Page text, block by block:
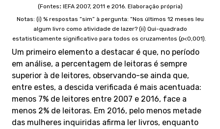
(Fontes: IEFA 2007, 2011 e 2016. Elaboração própria)
Notas: (i) % respostas “sim” à pergunta: “Nos últimos 12 meses leu
algum livro como atividade de lazer? (ii) Qui-quadrado
estatisticamente significativo para todos os cruzamentos (p<0,001).
Um primeiro elemento a destacar é que, no período
em análise, a percentagem de leitoras é sempre
superior à de leitores, observando-se ainda que,
entre estes, a descida verificada é mais acentuada:
menos 7% de leitores entre 2007 e 2016, face a
menos 2% de leitoras. Em 2016, pelo menos metade
das mulheres inquiridas afirma ler livros, enquanto